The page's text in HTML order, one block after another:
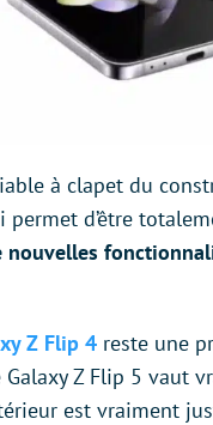
à clapet du
permet d’être
nouvelles
Z Flip 4 reste une
Z Flip 5 vaut
est vraiment